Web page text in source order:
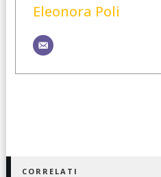
Eleonora Poli
CORRELATI